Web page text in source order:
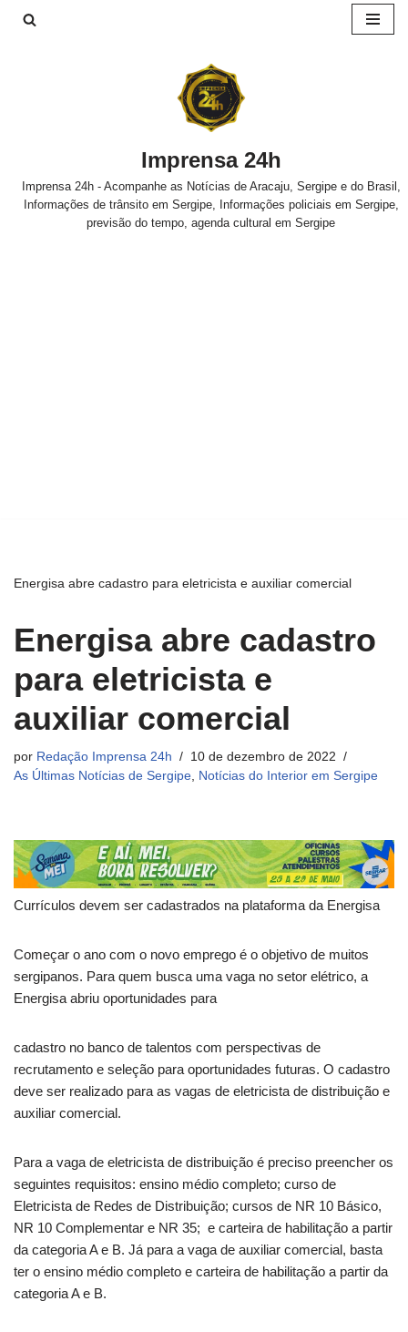
Imprensa 24h
Imprensa 24h - Acompanhe as Notícias de Aracaju, Sergipe e do Brasil,
Informações de trânsito em Sergipe, Informações policiais em Sergipe,
previsão do tempo, agenda cultural em Sergipe
Energisa abre cadastro para eletricista e auxiliar comercial
Energisa abre cadastro
para eletricista e
auxiliar comercial
por Redação Imprensa 24h
10 de dezembro de 2022
As Últimas Notícias de Sergipe, Notícias do Interior em Sergipe
Currículos devem ser cadastrados na plataforma da Energisa
Começar o ano com o novo emprego é o objetivo de muitos
sergipanos. Para quem busca uma vaga no setor elétrico, a
Energisa abriu oportunidades para
cadastro no banco de talentos com perspectivas de
recrutamento e seleção para oportunidades futuras. O cadastro
deve ser realizado para as vagas de eletricista de distribuição e
auxiliar comercial.
Para a vaga de eletricista de distribuição é preciso preencher os
seguintes requisitos: ensino médio completo; curso de
Eletricista de Redes de Distribuição; cursos de NR 10 Básico,
NR 10 Complementar e NR 35; e carteira de habilitação a partir
da categoria A e B. Já para a vaga de auxiliar comercial, basta
ter o ensino médio completo e carteira de habilitação a partir da
categoria A e B.